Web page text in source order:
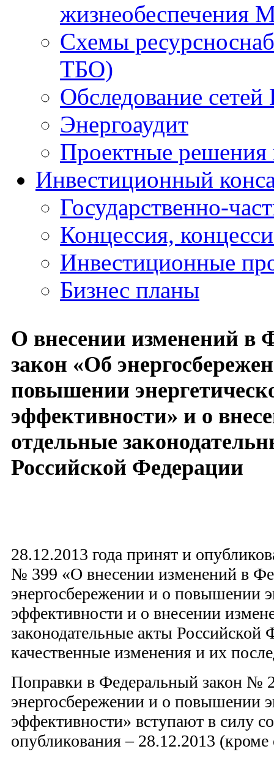
жизнеобеспечения
Схемы
ТБО)
Обследование
Энергоаудит
Проектные решения
Инвестиционный
Государственно-
Концессия,
Инвестиционные
Бизнес планы
О внесении изменений в
закон «Об
повышении
эффективности» и о
отдельные
Российской Федерации
28.12.2013 года принят и
№ 399 «О внесении изменений в
энергосбережении и о повышении
эффективности и о внесении
законодательные акты
качественные изменения и их
Поправки в Федеральный закон №
энергосбережении и о повышении
эффективности» вступают в силу
опубликования – 28.12.2013